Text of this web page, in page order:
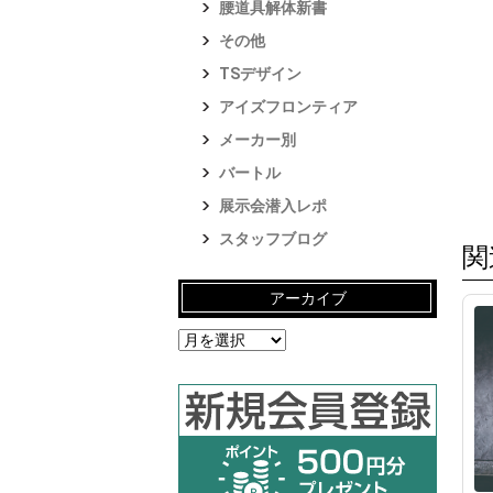
腰道具解体新書
その他
TSデザイン
アイズフロンティア
メーカー別
バートル
展示会潜入レポ
スタッフブログ
アーカイブ
ア
ー
イ
ブ